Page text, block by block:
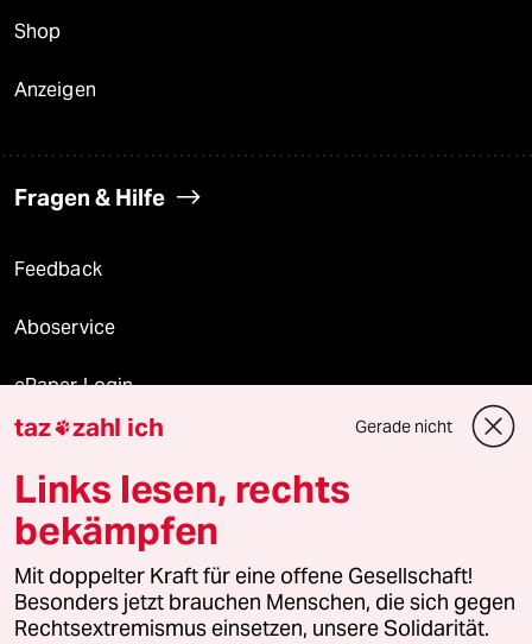
Shop
Anzeigen
Fragen & Hilfe
Feedback
Aboservice
ePaper Login
Downloads für Abonnierende
© 2026 taz Verlags und Vertriebs GmbH
Alle Rechte vorbehalten. Bei rechtlichen Fragen oder für Genehmigungen
wenden Sie sich bitte an
lizenzen@taz.de
taz zahl ich Gerade nicht
Links lesen, rechts
bekämpfen
Mit doppelter Kraft für eine offene Gesellschaft!
Besonders jetzt brauchen Menschen, die sich gegen
Rechtsextremismus einsetzen, unsere Solidarität.